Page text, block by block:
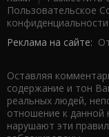
Пользовательское
Реклама на сайте:
Оставляя
содержание и тон
реальных людей,
отношение к данной
нарушают эти